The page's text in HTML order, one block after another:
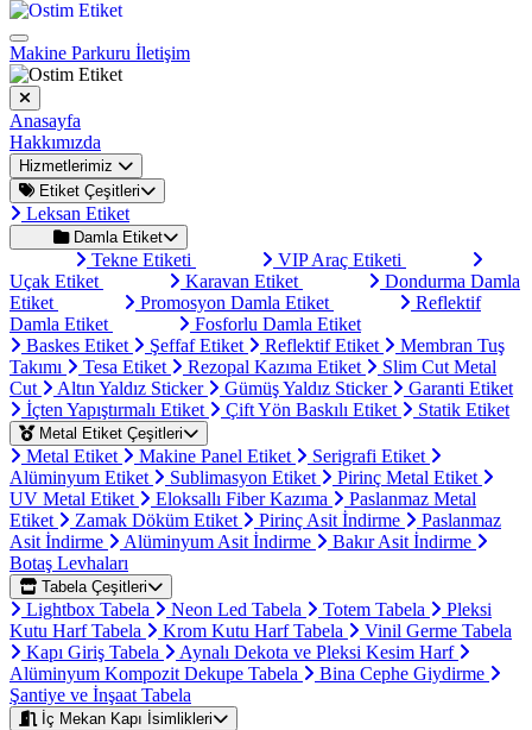
Makine Parkuru İletişim
Anasayfa
Hakkımızda
Hizmetlerimiz
Etiket Çeşitleri
Leksan Etiket
Damla Etiket
Tekne Etiketi
VIP Araç Etiketi
Uçak Etiket
Karavan Etiket
Dondurma Damla
Etiket
Promosyon Damla Etiket
Reflektif
Damla Etiket
Fosforlu Damla Etiket
Baskes Etiket
Şeffaf Etiket Reflektif Etiket
Membran Tuş
Takımı
Tesa Etiket Rezopal Kazıma Etiket
Slim Cut Metal
Cut
Altın Yaldız Sticker Gümüş Yaldız Sticker
Garanti Etiket
İçten Yapıştırmalı Etiket
Çift Yön Baskılı Etiket Statik Etiket
Metal Etiket Çeşitleri
Metal Etiket Makine Panel Etiket
Serigrafi Etiket
Alüminyum Etiket
Sublimasyon Etiket
Pirinç Metal Etiket
UV Metal Etiket
Eloksallı Fiber Kazıma
Paslanmaz Metal
Etiket
Zamak Döküm Etiket Pirinç Asit İndirme
Paslanmaz
Asit İndirme
Alüminyum Asit İndirme
Bakır Asit İndirme
Botaş Levhaları
Tabela Çeşitleri
Lightbox Tabela Neon Led Tabela Totem Tabela
Pleksi
Kutu Harf Tabela
Krom Kutu Harf Tabela
Vinil Germe Tabela
Kapı Giriş Tabela
Aynalı Dekota ve Pleksi Kesim Harf
Alüminyum Kompozit Dekupe Tabela
Bina Cephe Giydirme
Şantiye ve İnşaat Tabela
İç Mekan Kapı İsimlikleri